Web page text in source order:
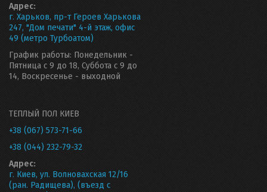
Адрес:
г. Харьков, пр-т Героев Харькова
247, "Дом печати" 4-й этаж, офис
49 (метро Турбоатом)
График работы: Понедельник -
Пятница с 9 до 18, Суббота с 9 до
14, Воскресенье - выходной
ТЕПЛЫЙ ПОЛ КИЕВ
+38 (067) 573-71-66
+38 (044) 232-79-32
Адрес:
г. Киев, ул. Волновахская 12/16
(ран. Радищева), (въезд с